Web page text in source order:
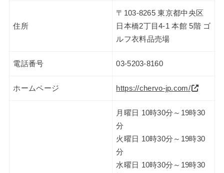
住所
〒103-8265 東京都中央区
日本橋2丁目4-1 本館 5階 ゴ
ルフ衣料品売場
電話番号 03-5203-8160
ホームページ https://chervo-jp.com/
月曜日 10時30分～19時30
分
火曜日 10時30分～19時30
分
水曜日 10時30分～19時30